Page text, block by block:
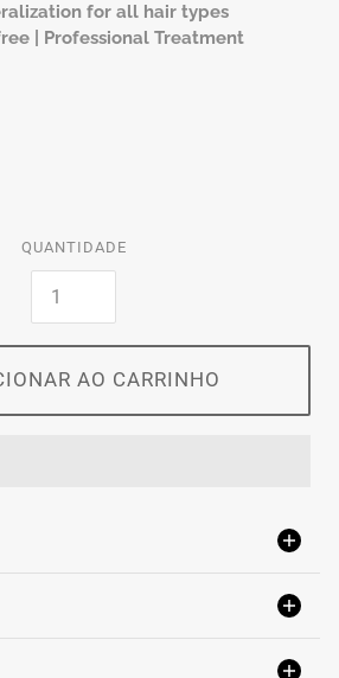
for all hair types
| Professional Treatment
QUANTIDADE
AO CARRINHO